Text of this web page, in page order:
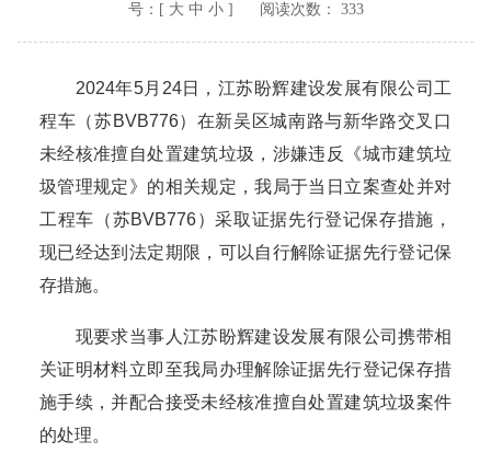
号：[ 大 中 小] 阅读次数： 333
2024年5月24日，江苏盼辉建设发展有限公司工
程车（苏BVB776）在新吴区城南路与新华路交叉口
未经核准擅自处置建筑垃圾，涉嫌违反《城市建筑垃
圾管理规定》的相关规定，我局于当日立案查处并对
工程车（苏BVB776）采取证据先行登记保存措施，
现已经达到法定期限，可以自行解除证据先行登记保
存措施。
现要求当事人江苏盼辉建设发展有限公司携带相
关证明材料立即至我局办理解除证据先行登记保存措
施手续，并配合接受未经核准擅自处置建筑垃圾案件
的处理。